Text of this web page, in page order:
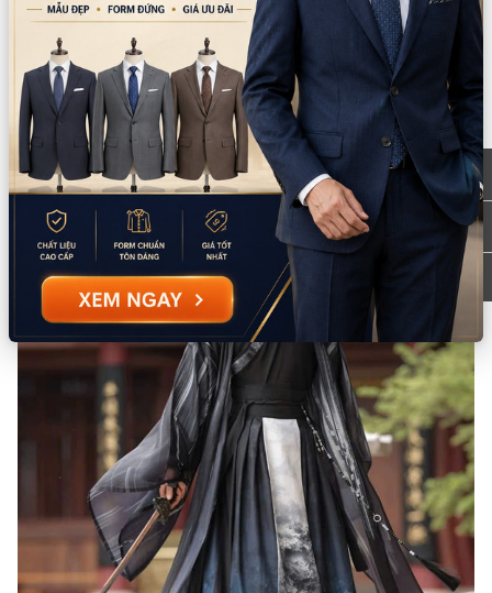
Lưu ý:
Không dùng thuốc tẩy Không giặt bằng nước sôi
Mô tả sản phẩm